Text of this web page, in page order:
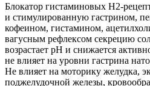
Блокатор гистаминовых H2-
и стимулированную гастрином,
кофеином, гистамином,
вагусным рефлексом секрецию
возрастает рН и снижается
не влияет на уровни гастрина
Не влияет на моторику желудка,
поджелудочной железы,